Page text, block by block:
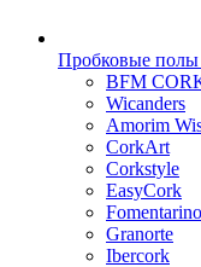
Пробковые полы
BFM
Wicanders
Amorim
CorkArt
Corkstyle
EasyCork
Fomentarino
Granorte
Ibercork